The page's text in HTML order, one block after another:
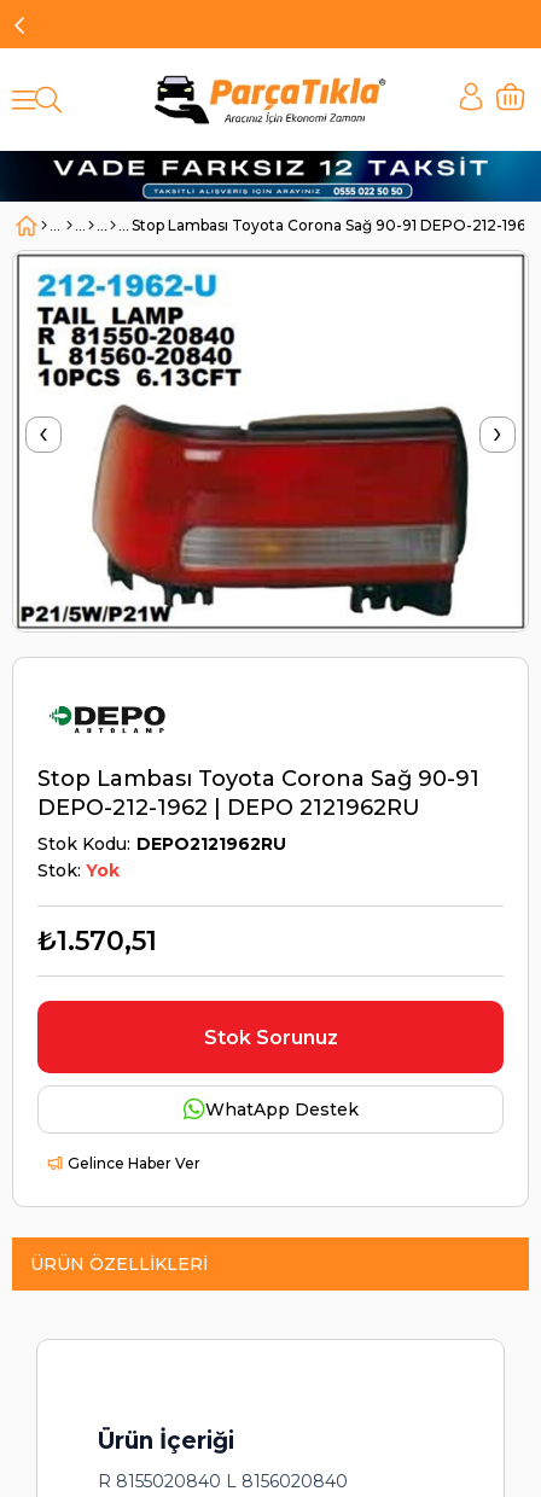
Stop Lambası Toyota Corona Sağ 90-91 DEPO-212-1962
‹ ›
Stop Lambası Toyota Corona Sağ 90-91
DEPO-212-1962 | DEPO 2121962RU
Stok Kodu DEPO2121962RU
Stok: Yok
₺1.570,51
Stok Sorunuz
WhatApp Destek
Gelince Haber Ver
ÜRÜN ÖZELLIKLERI
Ürün İçeriği
R 8155020840 L 8156020840